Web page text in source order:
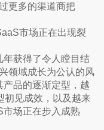
更多的渠道商把
市场正在出现裂
获得了令人瞠目结
领域成长为公认的风
品的逐渐定型，越
初见成效，以及越来
市场正在步入成熟